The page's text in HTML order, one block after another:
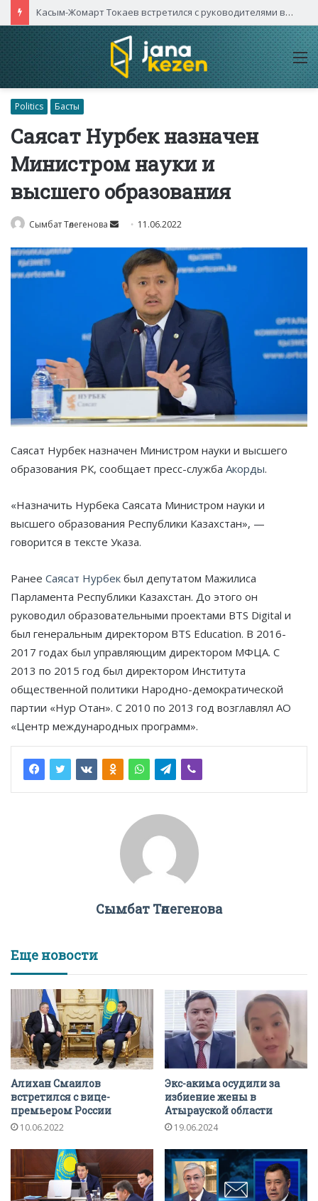
Касым-Жомарт Токаев встретился с руководителями высокотехнологичных компаний Китая
Politics Басты
Саясат Нурбек назначен
Министром науки и
высшего образования
Сымбат Төлегенова
Send
email
11.06.2022
Саясат Нурбек назначен Министром науки и высшего
образования РК, сообщает пресс-служба Акорды.
«Назначить Нурбека Саясата Министром науки и
высшего образования Республики Казахстан», —
говорится в тексте Указа.
Ранее Саясат Нурбек был депутатом Мажилиса
Парламента Республики Казахстан. До этого он
руководил образовательными проектами BTS Digital и
был генеральным директором BTS Education. В 2016-
2017 годах был управляющим директором МФЦА. С
2013 по 2015 год был директором Института
общественной политики Народно-демократической
партии «Нур Отан». С 2010 по 2013 год возглавлял АО
«Центр международных программ».
Сымбат Төлегенова
Еще новости
Алихан Смаилов
встретился с вице-
премьером России
10.06.2022
Экс-акима осудили за
избиение жены в
Атырауской области
19.06.2024